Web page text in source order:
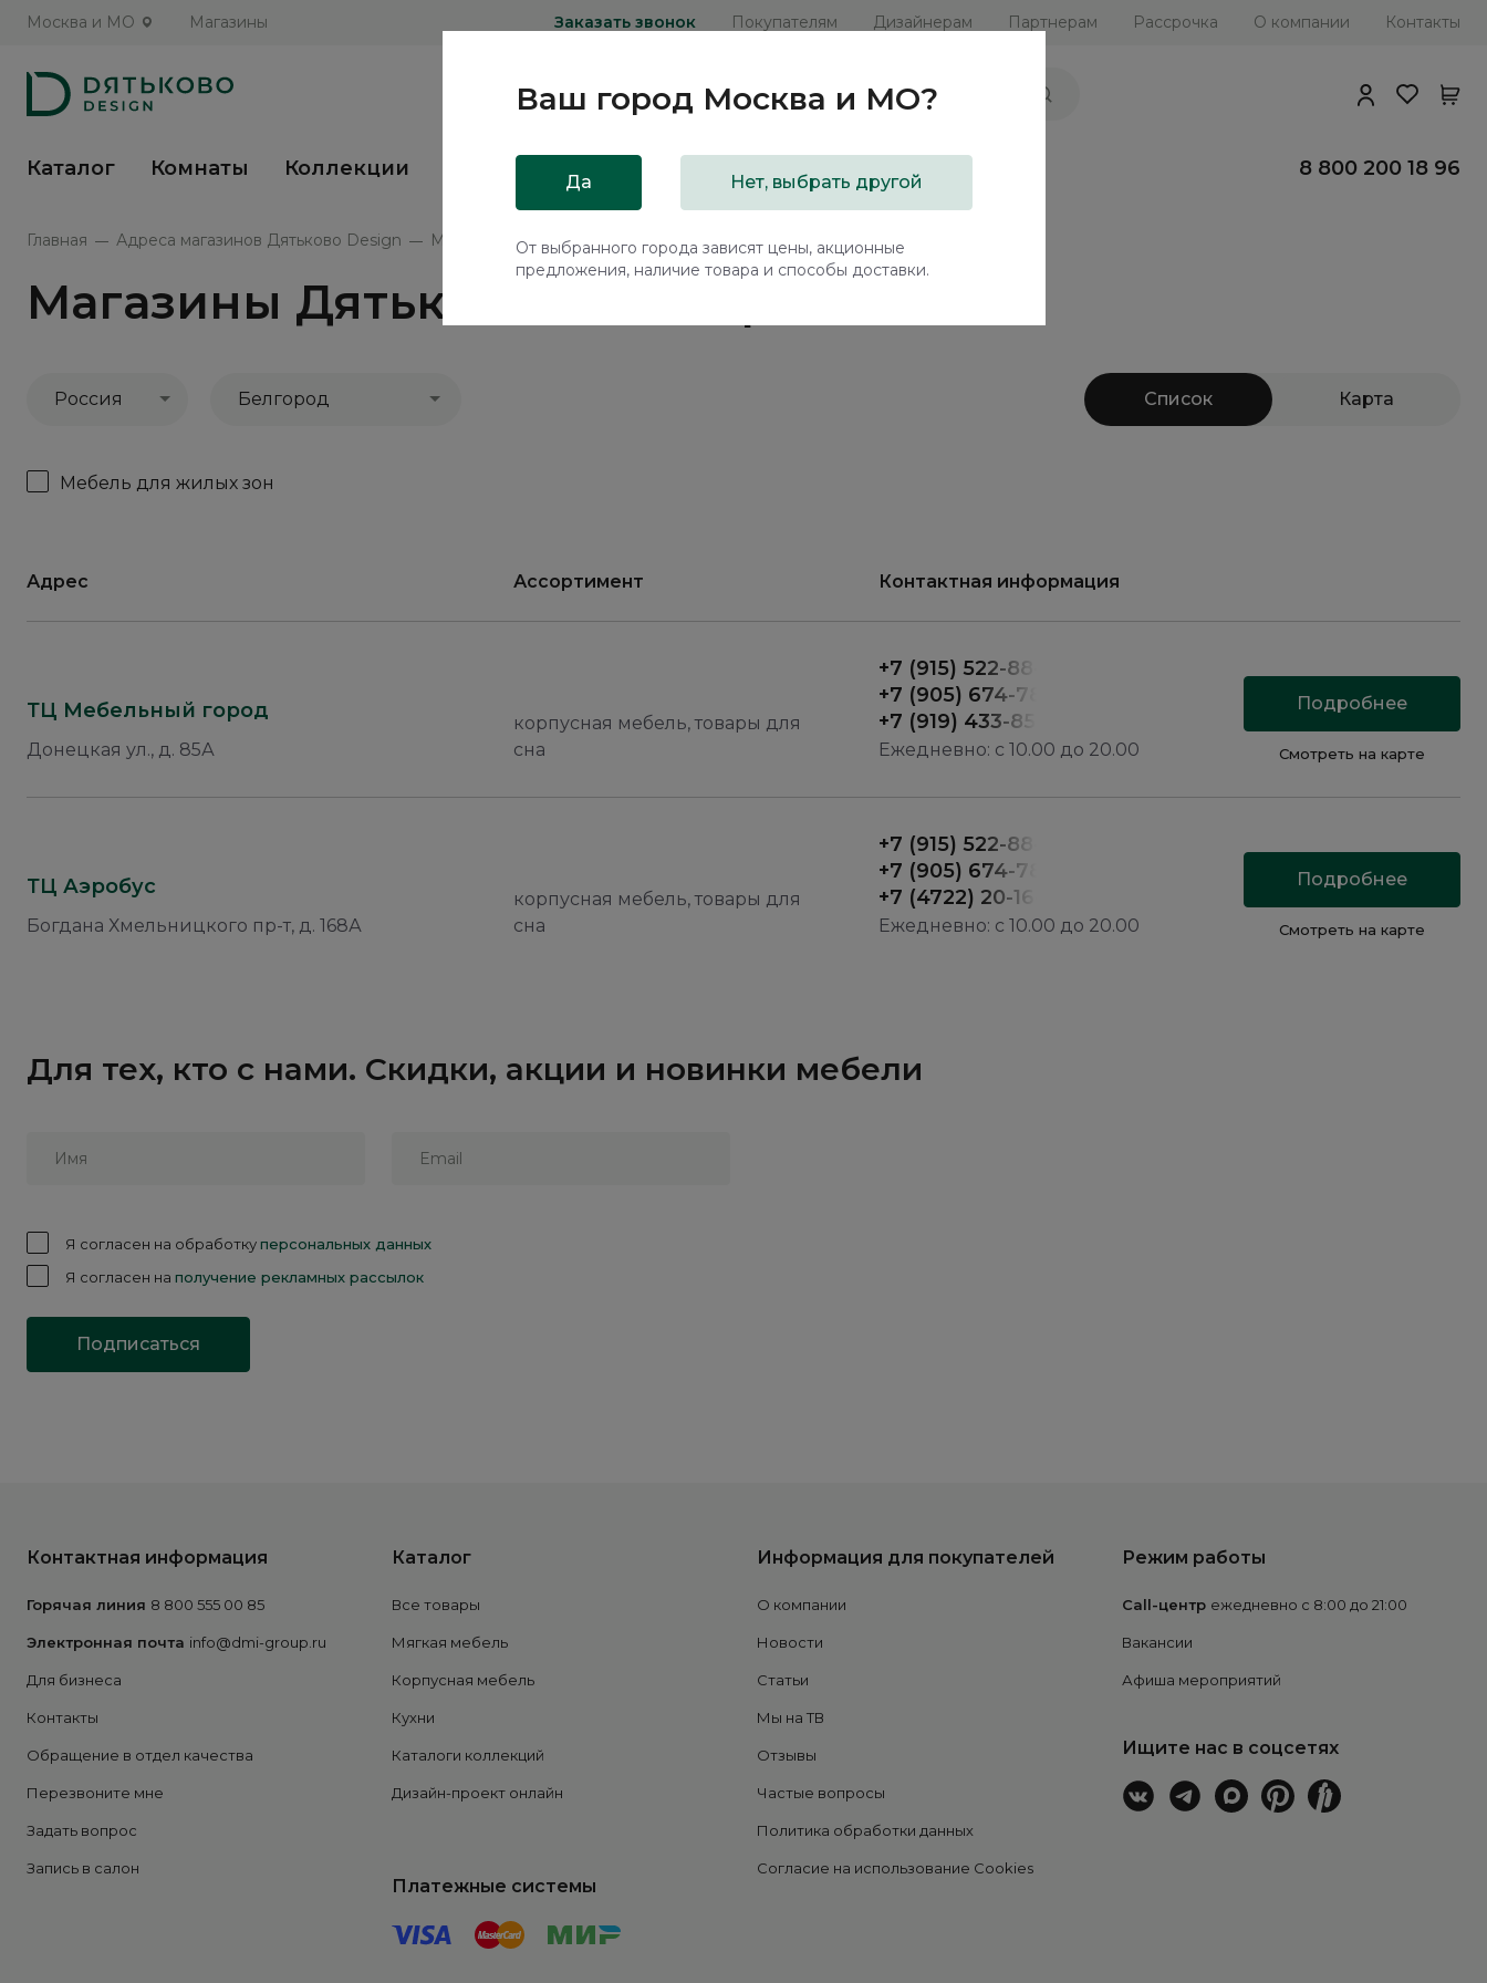
Москва и МО Магазины Заказать звонок Покупателям Дизайнерам Партнерам Рассрочка О компании Контакты
Каталог Комнаты Коллекции Распродажа 8 800 200 18 96
Главная Адреса магазинов Дятьково Design Магазины Дятьково в России Магазины Дятьково в Белгороде
Магазины Дятьково в Белгороде
Россия Белгород Список Карта
Мебель для жилых зон
Адрес Ассортимент Контактная информация
ТЦ Мебельный город
Донецкая ул., д. 85А
корпусная мебель, товары для
сна
+7 (915) 522-88-84
+7 (905) 674-78-24
+7 (919) 433-85-55
Ежедневно: с 10.00 до 20.00
Подробнее
Смотреть на карте
ТЦ Аэробус
Богдана Хмельницкого пр-т, д. 168А
корпусная мебель, товары для
сна
+7 (915) 522-88-84
+7 (905) 674-78-24
+7 (4722) 20-16-55
Ежедневно: с 10.00 до 20.00
Подробнее
Смотреть на карте
Для тех, кто с нами. Скидки, акции и новинки мебели
Я согласен на обработкуперсональных данных
Я согласен на получение рекламных рассылок
Подписаться
Контактная информация
Горячая линия 8 800 555 00 85
Электронная почта info@dmi-group.ru
Для бизнеса
Контакты
Обращение в отдел качества
Перезвоните мне
Задать вопрос
Запись в салон
Каталог
Все товары
Мягкая мебель
Корпусная мебель
Кухни
Каталоги коллекций
Дизайн-проект онлайн
Платежные системы
Информация для покупателей
О компании
Новости
Статьи
Мы на ТВ
Отзывы
Частые вопросы
Политика обработки данных
Согласие на использование Cookies
Режим работы
Call-центр ежедневно с 8:00 до 21:00
Вакансии
Афиша мероприятий
Ищите нас в соцсетях
Ваш город Москва и МО?
Да Нет, выбрать другой
От выбранного города зависят цены, акционные
предложения, наличие товара и способы доставки.